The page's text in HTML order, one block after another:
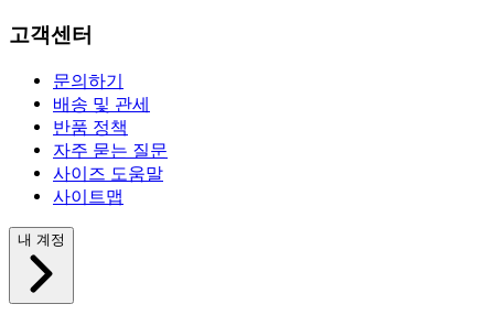
고객센터
문의하기
배송 및 관세
반품 정책
자주 묻는 질문
사이즈 도움말
사이트맵
내 계정